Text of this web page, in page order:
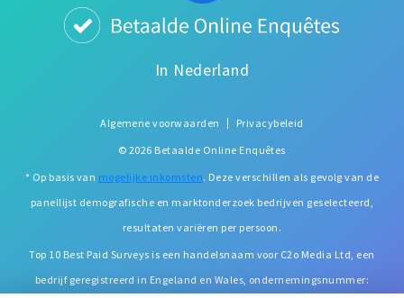
In Nederland
Algemene voorwaarden
Privacybeleid
© 2026 Betaalde Online Enquêtes
* Op basis van mogelijke inkomsten. Deze verschillen als gevolg van de
panellijst demografische en marktonderzoek bedrijven geselecteerd,
resultaten variëren per persoon.
Top 10 Best Paid Surveys is een handelsnaam voor C2o Media Ltd, een
bedrijf geregistreerd in Engeland en Wales, ondernemingsnummer: